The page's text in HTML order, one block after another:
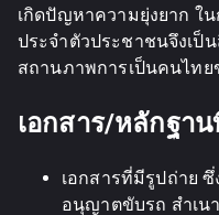
เกิดปัญหาความยุ่งยาก ใ
ประจำตัวประชาชนจึงเป็
สถานภาพการเป็นคนไท
เอกสาร/หลักฐา
เอกสารที่มีรูปถ่าย
อนุญาตขับรถ สำเน